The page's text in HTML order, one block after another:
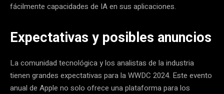
fácilmente capacidades de IA en sus aplicaciones.
Expectativas y posibles anuncios
La comunidad tecnológica y los analistas de la industria
tienen grandes expectativas para la WWDC 2024. Este evento
anual de Apple no solo ofrece una plataforma para los